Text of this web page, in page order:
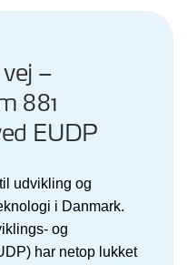
–
881
EUDP
udvikling og
i Danmark.
og
har netop lukket